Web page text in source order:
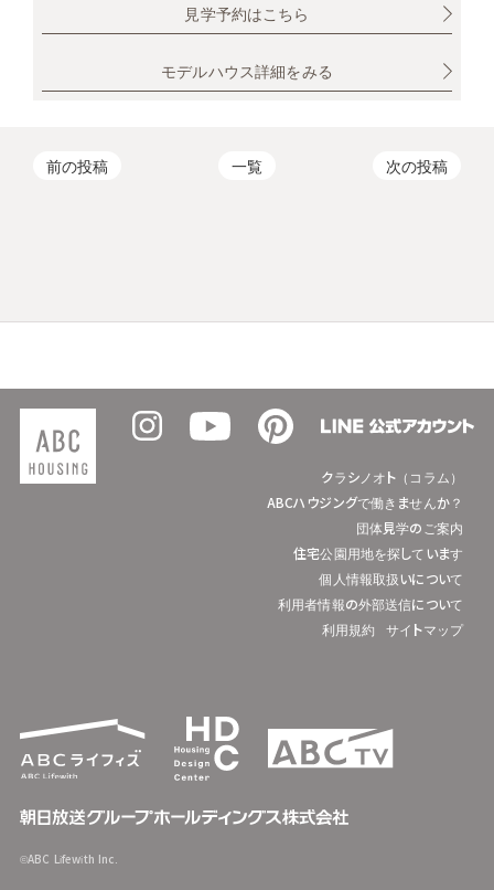
見学予約はこちら
モデルハウス詳細をみる
前の投稿 一覧 次の投稿
クラシノオト（コラム）
ABCハウジングで働きませんか？
団体見学のご案内
住宅公園用地を探しています
個人情報取扱いについて
利用者情報の外部送信について
利用規約
サイトマップ
©ABC Lifewith Inc.